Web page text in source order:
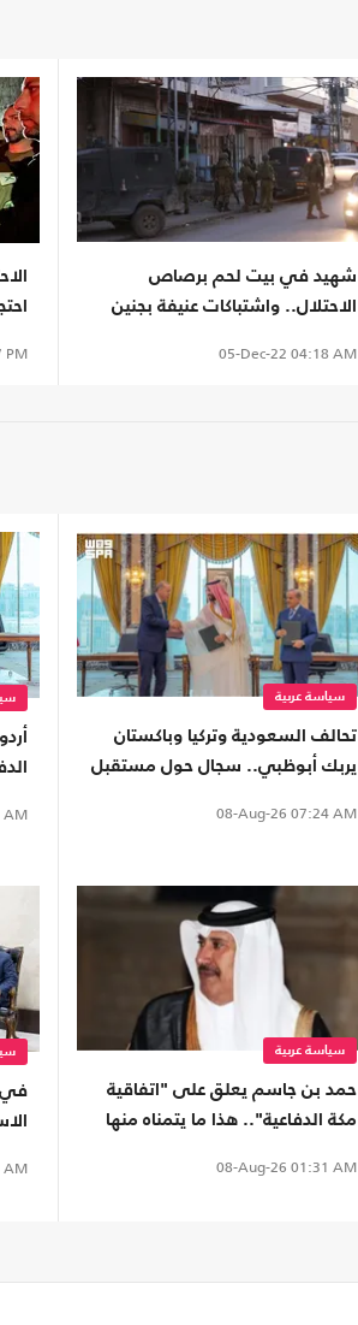
شهيد في بيت لحم برصاص
الاحتلال.. واشتباكات عنيفة بجنين
05-Dec-22 04:18 AM
PM
سياسة عربية
تحالف السعودية وتركيا وباكستان
يربك أبوظبي.. سجال حول مستقبل
08-Aug-26 07:24 AM
AM
سياسة عربية
حمد بن جاسم يعلق على "اتفاقية
مكة الدفاعية".. هذا ما يتمناه منها
08-Aug-26 01:31 AM
في
AM